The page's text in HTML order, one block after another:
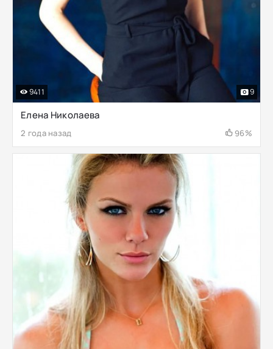
Елена Николаева
2 года назад 96%
9411 9